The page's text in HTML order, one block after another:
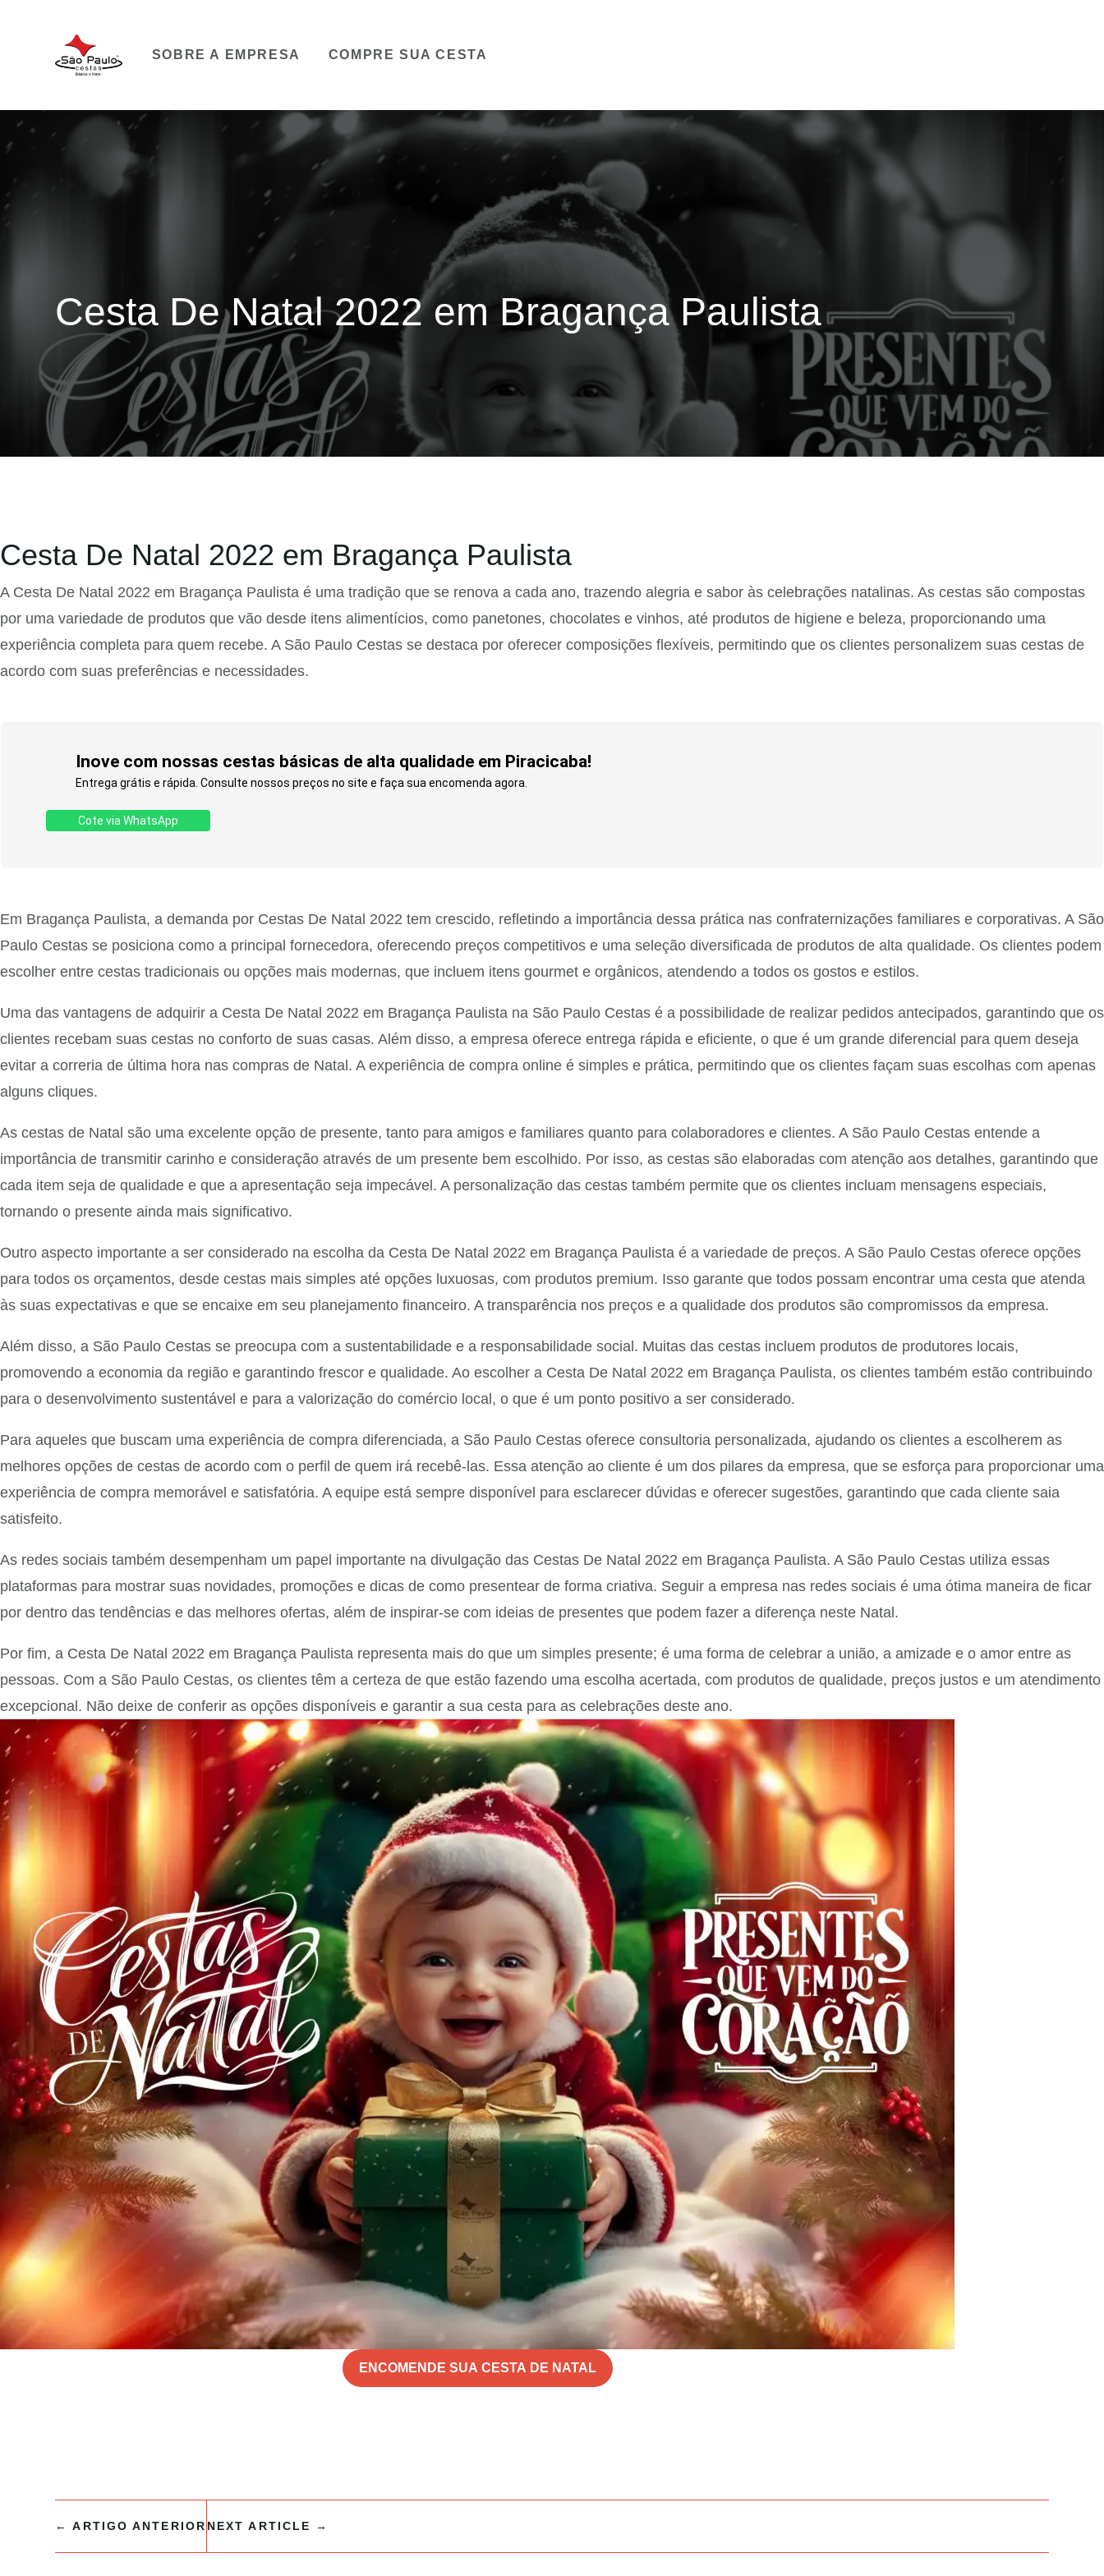
SOBRE A EMPRESA COMPRE SUA CESTA
Cesta De Natal 2022 em Bragança Paulista
Cesta De Natal 2022 em Bragança Paulista
A Cesta De Natal 2022 em Bragança Paulista é uma tradição que se renova a cada ano, trazendo alegria e sabor às celebrações natalinas. As cestas são compostas
por uma variedade de produtos que vão desde itens alimentícios, como panetones, chocolates e vinhos, até produtos de higiene e beleza, proporcionando uma
experiência completa para quem recebe. A São Paulo Cestas se destaca por oferecer composições flexíveis, permitindo que os clientes personalizem suas cestas de
acordo com suas preferências e necessidades.
Inove com nossas cestas básicas de alta qualidade em Piracicaba!
Entrega grátis e rápida. Consulte nossos preços no site e faça sua encomenda agora.
Cote via WhatsApp
Em Bragança Paulista, a demanda por Cestas De Natal 2022 tem crescido, refletindo a importância dessa prática nas confraternizações familiares e corporativas. A São
Paulo Cestas se posiciona como a principal fornecedora, oferecendo preços competitivos e uma seleção diversificada de produtos de alta qualidade. Os clientes podem
escolher entre cestas tradicionais ou opções mais modernas, que incluem itens gourmet e orgânicos, atendendo a todos os gostos e estilos.
Uma das vantagens de adquirir a Cesta De Natal 2022 em Bragança Paulista na São Paulo Cestas é a possibilidade de realizar pedidos antecipados, garantindo que os
clientes recebam suas cestas no conforto de suas casas. Além disso, a empresa oferece entrega rápida e eficiente, o que é um grande diferencial para quem deseja
evitar a correria de última hora nas compras de Natal. A experiência de compra online é simples e prática, permitindo que os clientes façam suas escolhas com apenas
alguns cliques.
As cestas de Natal são uma excelente opção de presente, tanto para amigos e familiares quanto para colaboradores e clientes. A São Paulo Cestas entende a
importância de transmitir carinho e consideração através de um presente bem escolhido. Por isso, as cestas são elaboradas com atenção aos detalhes, garantindo que
cada item seja de qualidade e que a apresentação seja impecável. A personalização das cestas também permite que os clientes incluam mensagens especiais,
tornando o presente ainda mais significativo.
Outro aspecto importante a ser considerado na escolha da Cesta De Natal 2022 em Bragança Paulista é a variedade de preços. A São Paulo Cestas oferece opções
para todos os orçamentos, desde cestas mais simples até opções luxuosas, com produtos premium. Isso garante que todos possam encontrar uma cesta que atenda
às suas expectativas e que se encaixe em seu planejamento financeiro. A transparência nos preços e a qualidade dos produtos são compromissos da empresa.
Além disso, a São Paulo Cestas se preocupa com a sustentabilidade e a responsabilidade social. Muitas das cestas incluem produtos de produtores locais,
promovendo a economia da região e garantindo frescor e qualidade. Ao escolher a Cesta De Natal 2022 em Bragança Paulista, os clientes também estão contribuindo
para o desenvolvimento sustentável e para a valorização do comércio local, o que é um ponto positivo a ser considerado.
Para aqueles que buscam uma experiência de compra diferenciada, a São Paulo Cestas oferece consultoria personalizada, ajudando os clientes a escolherem as
melhores opções de cestas de acordo com o perfil de quem irá recebê-las. Essa atenção ao cliente é um dos pilares da empresa, que se esforça para proporcionar uma
experiência de compra memorável e satisfatória. A equipe está sempre disponível para esclarecer dúvidas e oferecer sugestões, garantindo que cada cliente saia
satisfeito.
As redes sociais também desempenham um papel importante na divulgação das Cestas De Natal 2022 em Bragança Paulista. A São Paulo Cestas utiliza essas
plataformas para mostrar suas novidades, promoções e dicas de como presentear de forma criativa. Seguir a empresa nas redes sociais é uma ótima maneira de ficar
por dentro das tendências e das melhores ofertas, além de inspirar-se com ideias de presentes que podem fazer a diferença neste Natal.
Por fim, a Cesta De Natal 2022 em Bragança Paulista representa mais do que um simples presente; é uma forma de celebrar a união, a amizade e o amor entre as
pessoas. Com a São Paulo Cestas, os clientes têm a certeza de que estão fazendo uma escolha acertada, com produtos de qualidade, preços justos e um atendimento
excepcional. Não deixe de conferir as opções disponíveis e garantir a sua cesta para as celebrações deste ano.
ENCOMENDE SUA CESTA DE NATAL
←ARTIGO ANTERIOR NEXT ARTICLE →